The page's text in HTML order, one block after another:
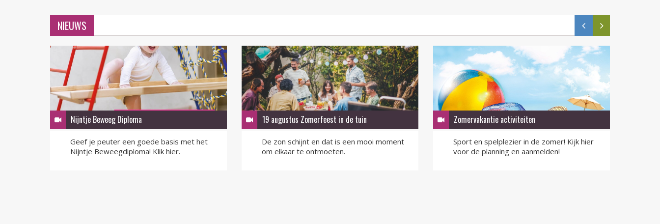
NIEUWS
Nijntje Beweeg Diploma
Geef je peuter een goede basis met het
Nijntje Beweegdiploma! Klik hier.
19 augustus Zomerfeest in de tuin
De zon schijnt en dat is een mooi moment
om elkaar te ontmoeten.
Zomervakantie activiteiten
Sport en spelplezier in de zomer! Kijk hier
voor de planning en aanmelden!